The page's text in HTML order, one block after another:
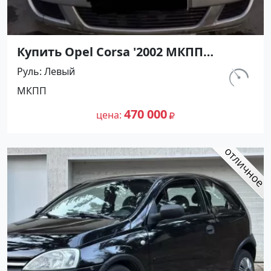
Купить Opel Corsa '2002 МКПП
(1200/75 л.с.) Бензин инжектор
Темрюк цвет Серебристый Хетчбэк
по цене 470000 рублей, объявление
№27491 на сайте Авторынок23
Руль Левый
МКПП
цена 470 000